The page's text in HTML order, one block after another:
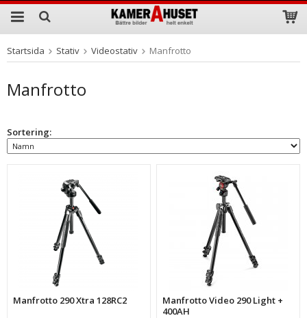
Produkten har blivit tillagd i varukorgen
Startsida Stativ Videostativ Manfrotto
Manfrotto
Sortering:
Manfrotto 290 Xtra 128RC2
Manfrotto Video 290 Light +
400AH